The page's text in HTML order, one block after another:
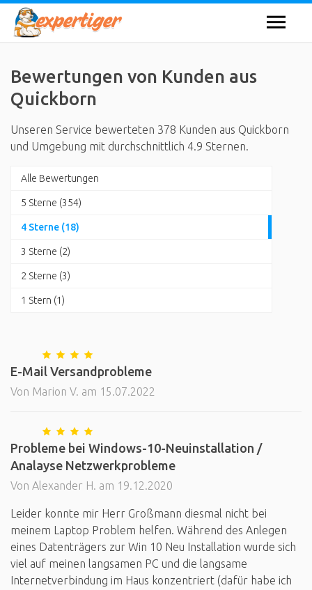
Bewertungen von Kunden aus
Quickborn
Unseren Service bewerteten 378 Kunden aus Quickborn
und Umgebung mit durchschnittlich 4.9 Sternen.
Alle Bewertungen
5 Sterne (354)
4 Sterne (18)
3 Sterne (2)
2 Sterne (3)
1 Stern (1)
E-Mail Versandprobleme
Von Marion V. am 15.07.2022
Probleme bei Windows-10-Neuinstallation /
Analayse Netzwerkprobleme
Von Alexander H. am 19.12.2020
Leider konnte mir Herr Großmann diesmal nicht bei
meinem Laptop Problem helfen. Während des Anlegen
eines Datenträgers zur Win 10 Neu Installation wurde sich
viel auf meinen langsamen PC und die langsame
Internetverbindung im Haus konzentriert (dafür habe ich